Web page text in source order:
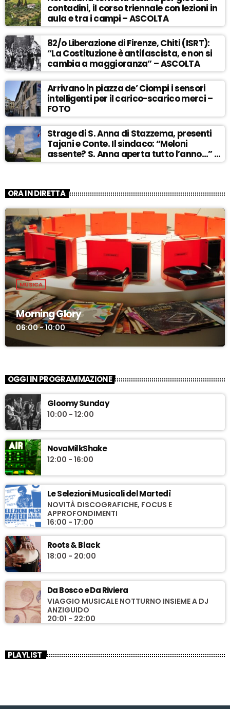
contadini, il corso triennale con lezioni in
aula e tra i campi – ASCOLTA
82/o Liberazione di Firenze, Chiti (ISRT):
“La Costituzione è antifascista, e non si
cambia a maggioranza” – ASCOLTA
Arrivano in piazza de’ Ciompi i sensori
intelligenti per il carico-scarico merci –
FOTO
Strage di S. Anna di Stazzema, presenti
Tajani e Conte. Il sindaco: “Meloni
assente? S. Anna aperta tutto l’anno…” –
ASCOLTA
ORA IN DIRETTA
MUSICA
Morning Glory
06:00 - 10:00
OGGI IN PROGRAMMAZIONE
Gloomy Sunday
10:00 - 12:00
NovaMilkShake
12:00 - 16:00
Le Selezioni Musicali del Martedì
NOVITÀ DISCOGRAFICHE, FOCUS E
APPROFONDIMENTI
16:00 - 17:00
Roots & Black
18:00 - 20:00
Da Bosco e Da Riviera
VIAGGIO MUSICALE NOTTURNO INSIEME A DJ
ANZIGUIDO
20:01 - 22:00
PLAYLIST